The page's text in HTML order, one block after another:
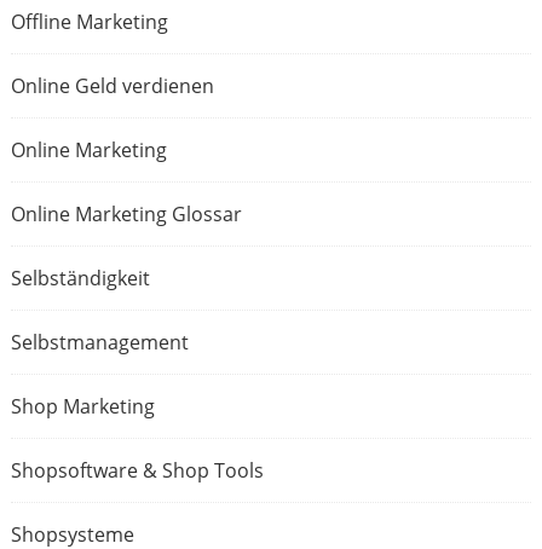
Offline Marketing
Online Geld verdienen
Online Marketing
Online Marketing Glossar
Selbständigkeit
Selbstmanagement
Shop Marketing
Shopsoftware & Shop Tools
Shopsysteme